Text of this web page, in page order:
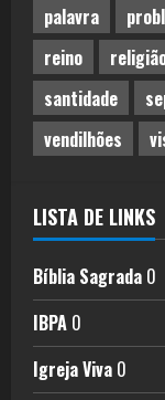
palavra
reino
santidade
vendilhões
LISTA DE LINKS
Bíblia Sagrada 0
IBPA 0
Igreja Viva 0